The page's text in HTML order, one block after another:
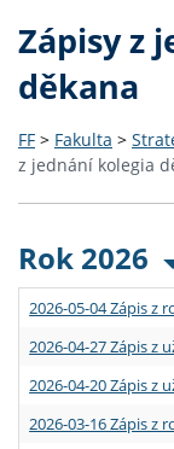
Zápisy z
děkana
FF > Fakulta >
z jednání kolegia
Rok 2026
2026-05-04 Zápis z
2026-04-27 Zápis z
2026-04-20 Zápis z
2026-03-16 Zápis z